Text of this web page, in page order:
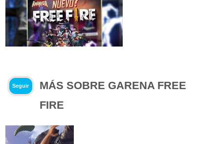
Seguir
MÁS SOBRE GARENA FREE
FIRE